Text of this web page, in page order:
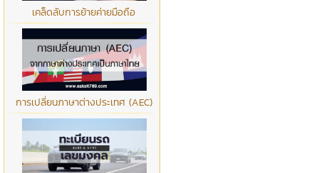
เคล็ดลับการย้ายค่ายมือถือ
การเปลี่ยนภาษาต่างประเทศ (AEC)